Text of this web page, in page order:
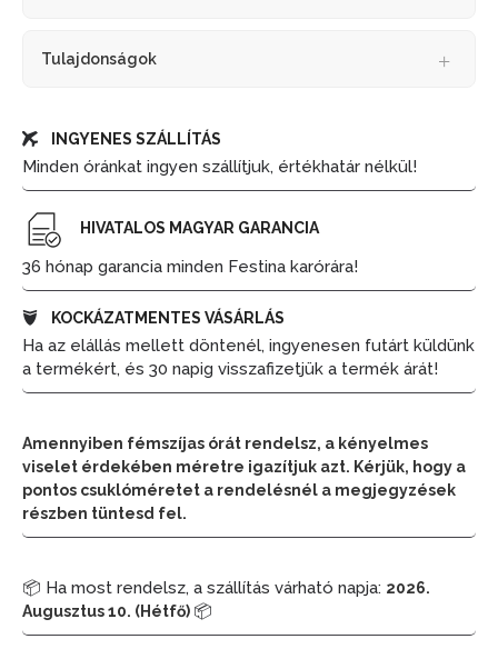
Tulajdonságok
INGYENES SZÁLLÍTÁS
Minden óránkat ingyen szállítjuk, értékhatár nélkül!
HIVATALOS MAGYAR GARANCIA
36 hónap garancia minden Festina karórára!
KOCKÁZATMENTES VÁSÁRLÁS
Ha az elállás mellett döntenél, ingyenesen futárt küldünk
a termékért, és 30 napig visszafizetjük a termék árát!
Amennyiben fémszíjas órát rendelsz, a kényelmes
viselet érdekében méretre igazítjuk azt. Kérjük, hogy a
pontos csuklóméretet a rendelésnél a megjegyzések
részben tüntesd fel.
📦 Ha most rendelsz, a szállítás várható napja: 2026.
Augusztus 10. (Hétfő) 📦